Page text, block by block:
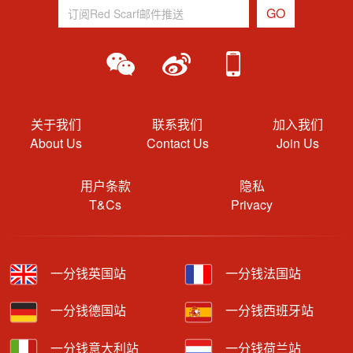
关于我们
About Us
联系我们
Contact Us
加入我们
Join Us
用户条款
T&Cs
隐私
Privacy
一分钱英国站 一分钱法国站
一分钱德国站 一分钱西班牙站
一分钱意大利站 一分钱荷兰站